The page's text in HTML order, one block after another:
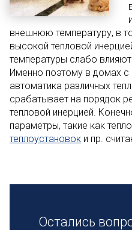
внешнюю температуру, в
высокой тепловой
температуры слабо
Именно поэтому в домах с
автоматика различных
срабатывает на порядок
тепловой инерцией.
параметры, такие как
теплоустановок и пр.
Остались